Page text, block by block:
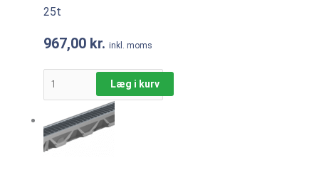
25t
967,00 kr. inkl. moms
Læg i kurv